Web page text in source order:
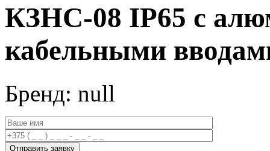
КЗНС-08 IP65 с
кабельными
Бренд: null